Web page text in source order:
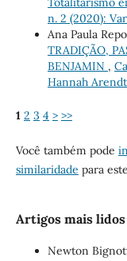
n. 2 (2020):
Ana Paula
TRADIÇÃO,
BENJAMIN ,
Hannah
1 2 3 4 > >>
Você também pode
similaridade para
Artigos mais
Newton